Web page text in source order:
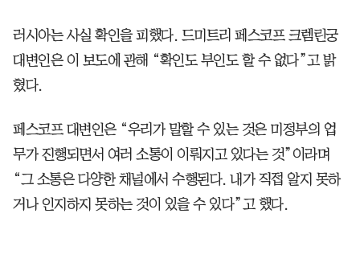
러시아는 사실 확인을 피했다. 드미트리 페스코프 크렘린궁
대변인은 이 보도에 관해 “확인도 부인도 할 수 없다”고 밝
혔다.
페스코프 대변인은 “우리가 말할 수 있는 것은 미정부의 업
무가 진행되면서 여러 소통이 이뤄지고 있다는 것”이라며
“그 소통은 다양한 채널에서 수행된다. 내가 직접 알지 못하
거나 인지하지 못하는 것이 있을 수 있다”고 했다.